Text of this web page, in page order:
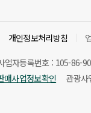
개인정보처리방침
업자등록번호 : 105-86-
매사업정보확인 관광